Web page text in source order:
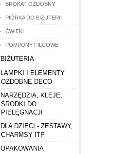
BROKAT OZDOBNY
PIÓRKA DO BIŻUTERII
ĆWIEKI
POMPONY FILCOWE
BIŻUTERIA
LAMPKI I ELEMENTY
OZDOBNE DECO
NARZĘDZIA, KLEJE,
ŚRODKI DO
PIELĘGNACJI
DLA DZIECI - ZESTAWY,
CHARMSY ITP
OPAKOWANIA